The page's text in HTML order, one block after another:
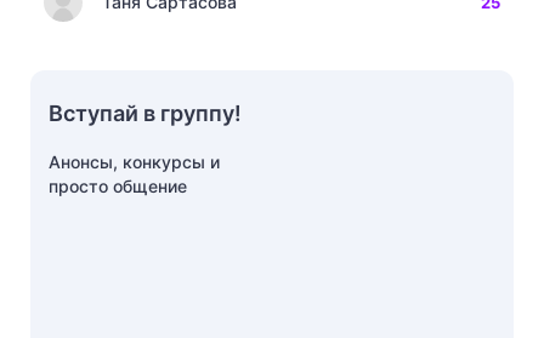
Вступай в группу!
Анонсы, конкурсы и
просто общение